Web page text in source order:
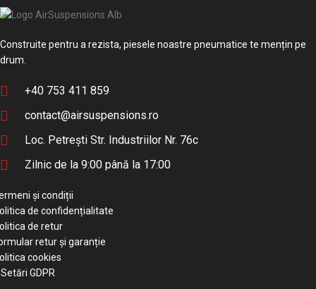
Construite pentru a rezista, piesele noastre pneumatice te mențin pe
drum.
+40 753 411 859
contact@airsuspensions.ro
Loc. Petrești Str. Industriilor Nr. 76c
Zilnic de la 9:00 până la 17:00
și condiții
de confidențialitate
de retur
retur și garanție
cookies
GDPR